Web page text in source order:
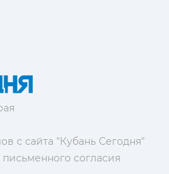
с сайта "Кубань Сегодня"
согласия